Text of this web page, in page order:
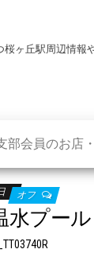
ヶ丘駅周辺情報
部会員のお店
オフ
水プール